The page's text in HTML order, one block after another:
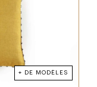
+ DE MODÈLES